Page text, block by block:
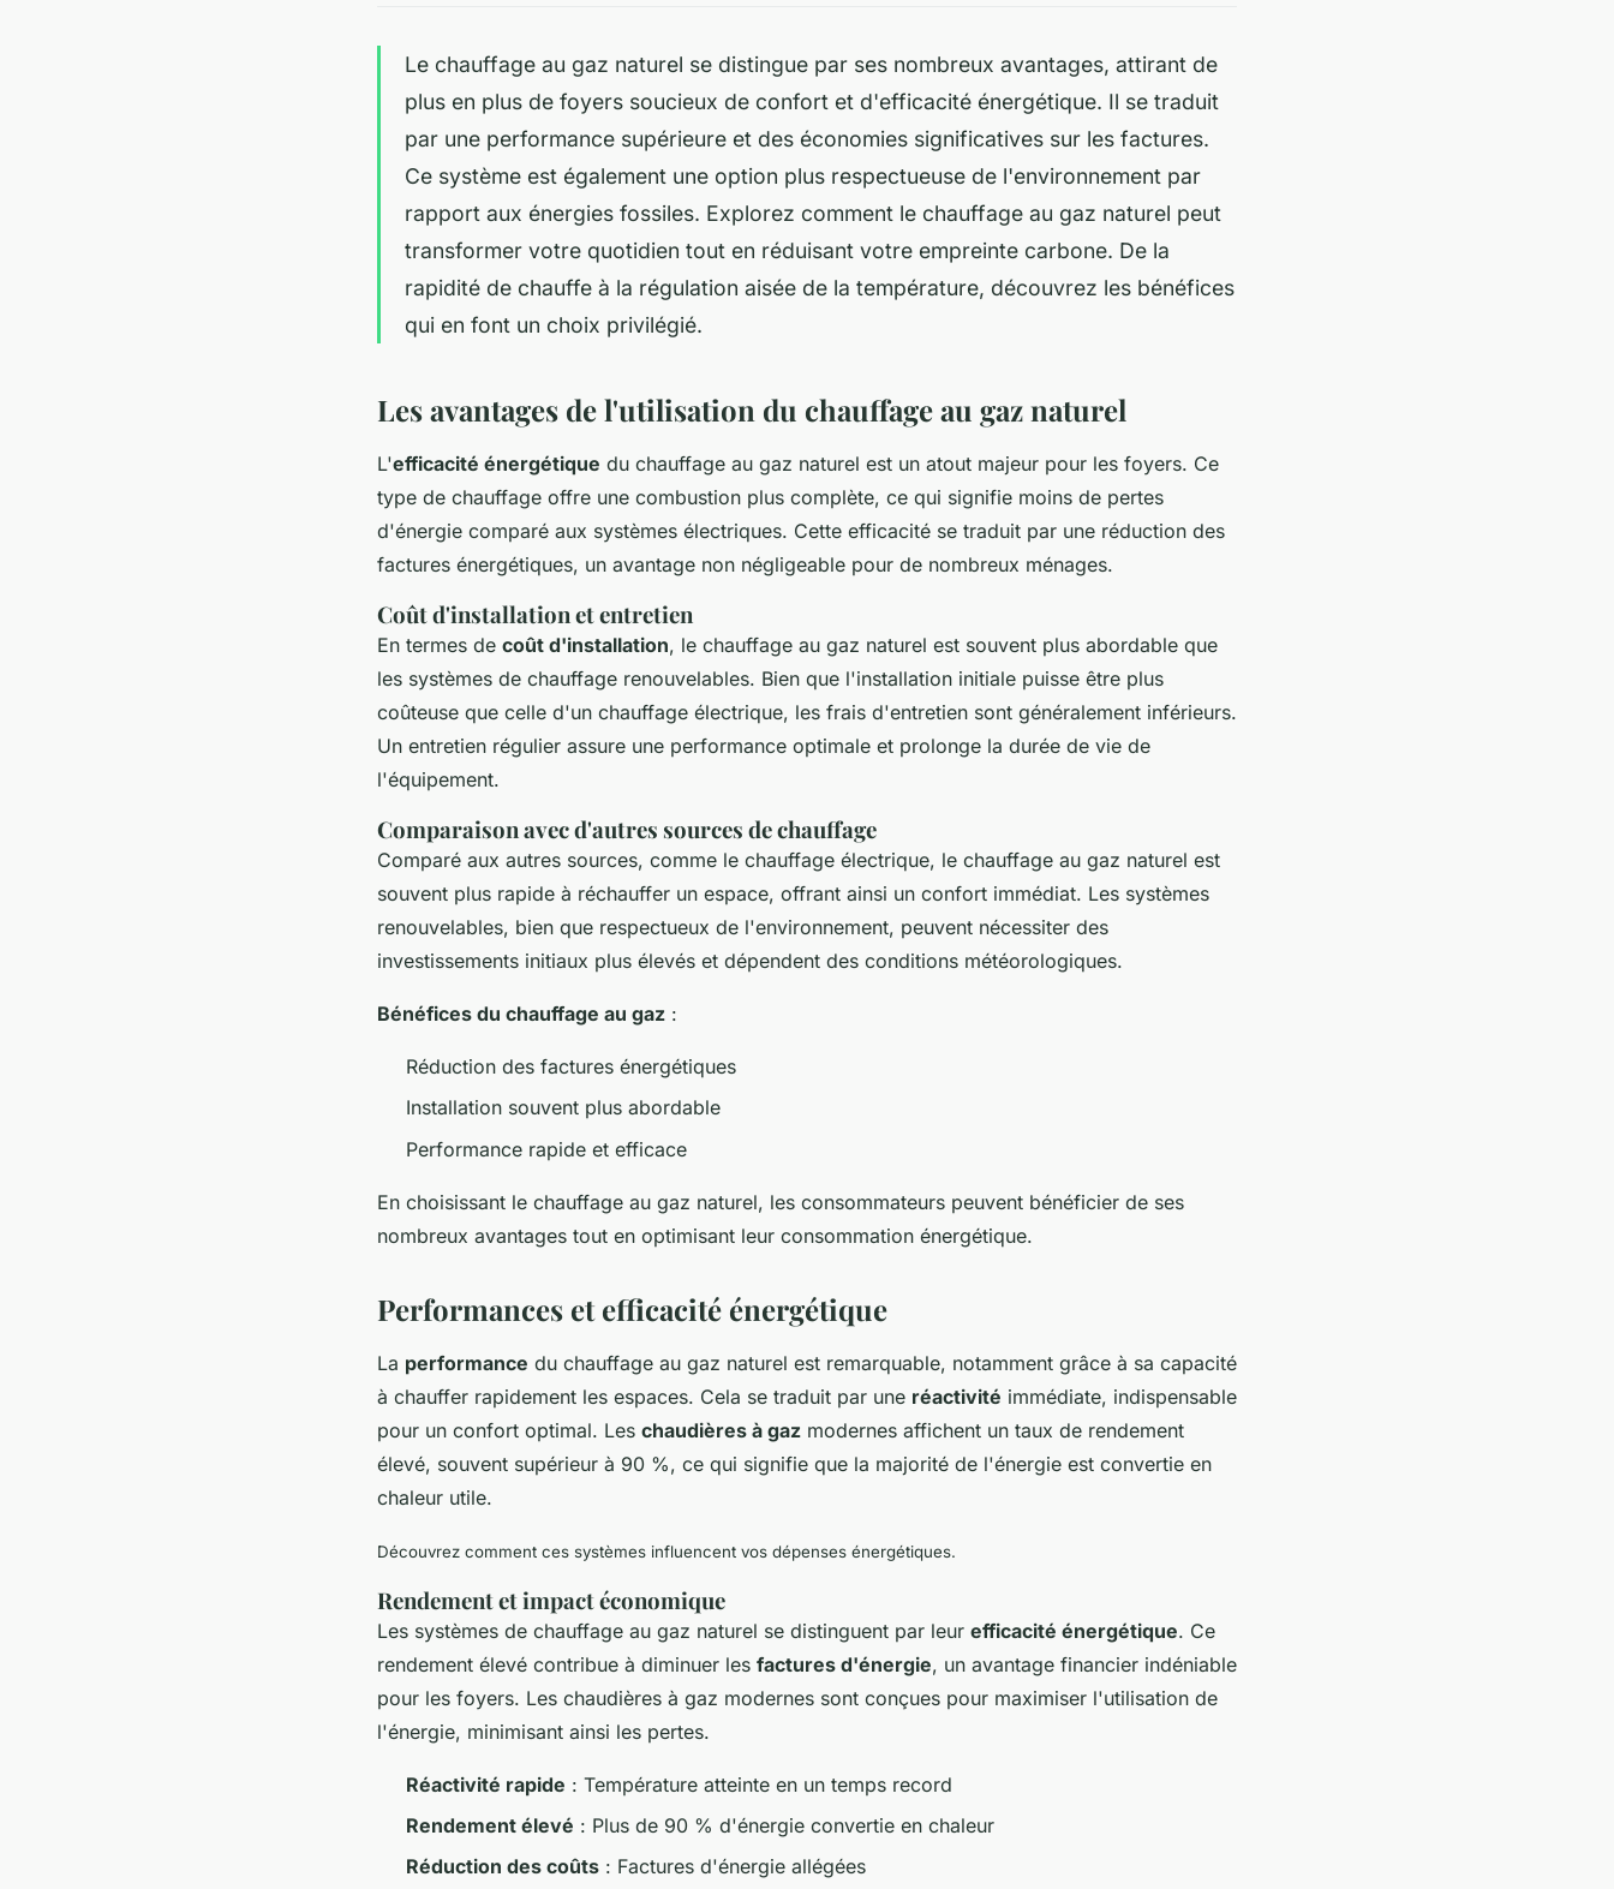
Le chauffage au gaz naturel se distingue par ses nombreux avantages, attirant de
plus en plus de foyers soucieux de confort et d'efficacité énergétique. Il se traduit
par une performance supérieure et des économies significatives sur les factures.
Ce système est également une option plus respectueuse de l'environnement par
rapport aux énergies fossiles. Explorez comment le chauffage au gaz naturel peut
transformer votre quotidien tout en réduisant votre empreinte carbone. De la
rapidité de chauffe à la régulation aisée de la température, découvrez les bénéfices
qui en font un choix privilégié.
Les avantages de l'utilisation du chauffage au gaz naturel
L'efficacité énergétique du chauffage au gaz naturel est un atout majeur pour les foyers. Ce
type de chauffage offre une combustion plus complète, ce qui signifie moins de pertes
d'énergie comparé aux systèmes électriques. Cette efficacité se traduit par une réduction des
factures énergétiques, un avantage non négligeable pour de nombreux ménages.
Coût d'installation et entretien
En termes de coût d'installation, le chauffage au gaz naturel est souvent plus abordable que
les systèmes de chauffage renouvelables. Bien que l'installation initiale puisse être plus
coûteuse que celle d'un chauffage électrique, les frais d'entretien sont généralement inférieurs.
Un entretien régulier assure une performance optimale et prolonge la durée de vie de
l'équipement.
Comparaison avec d'autres sources de chauffage
Comparé aux autres sources, comme le chauffage électrique, le chauffage au gaz naturel est
souvent plus rapide à réchauffer un espace, offrant ainsi un confort immédiat. Les systèmes
renouvelables, bien que respectueux de l'environnement, peuvent nécessiter des
investissements initiaux plus élevés et dépendent des conditions météorologiques.
Bénéfices du chauffage au gaz :
Réduction des factures énergétiques
Installation souvent plus abordable
Performance rapide et efficace
En choisissant le chauffage au gaz naturel, les consommateurs peuvent bénéficier de ses
nombreux avantages tout en optimisant leur consommation énergétique.
Performances et efficacité énergétique
La performance du chauffage au gaz naturel est remarquable, notamment grâce à sa capacité
à chauffer rapidement les espaces. Cela se traduit par une réactivité immédiate, indispensable
pour un confort optimal. Les chaudières à gaz modernes affichent un taux de rendement
élevé, souvent supérieur à 90 %, ce qui signifie que la majorité de l'énergie est convertie en
chaleur utile.
Découvrez comment ces systèmes influencent vos dépenses énergétiques.
Rendement et impact économique
Les systèmes de chauffage au gaz naturel se distinguent par leur efficacité énergétique. Ce
rendement élevé contribue à diminuer les factures d'énergie, un avantage financier indéniable
pour les foyers. Les chaudières à gaz modernes sont conçues pour maximiser l'utilisation de
l'énergie, minimisant ainsi les pertes.
Réactivité rapide : Température atteinte en un temps record
Rendement élevé : Plus de 90 % d'énergie convertie en chaleur
Réduction des coûts : Factures d'énergie allégées